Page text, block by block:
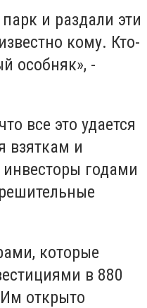
и раздали эти
кому. Кто-
особняк», -
все это удается
взяткам и
годами
которые
в 880
открыто